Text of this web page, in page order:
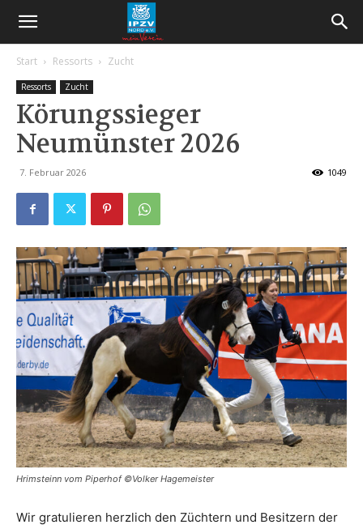
Start Ressorts Zucht
Ressorts Zucht
Körungssieger
Neumünster 2026
7. Februar 2026 1049
Hrimsteinn vom Piperhof ©Volker Hagemeister
Wir gratulieren herzlich den Züchtern und Besitzern der